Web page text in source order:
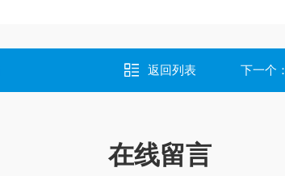
返回列表 下一个：
在线留言